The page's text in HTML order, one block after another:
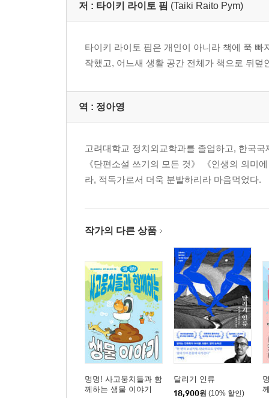
저 : 타이키 라이토 핌 (Taiki Raito Pym)
타이키 라이토 핌은 개인이 아니라 책에 푹
작했고, 어느새 생활 공간 전체가 책으로 뒤
역 : 정아영
고려대학교 정치외교학과를 졸업하고, 한국
《단편소설 쓰기의 모든 것》 《인생의 의미
라, 적독가로서 더욱 분발하리라 마음먹었다.
작가의 다른 상품
멍멍! 사고뭉치들과 함
께하는 생물 이야기
달리기 인류
18,900원 (10% 할인)